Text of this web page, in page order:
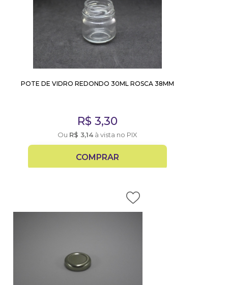
POTE DE VIDRO REDONDO 30ML ROSCA 38MM
R$ 3,30
Ou R$ 3,14à vista no PIX
COMPRAR